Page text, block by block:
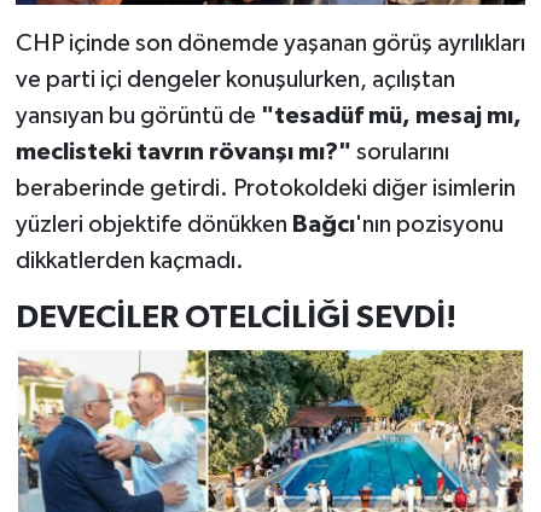
CHP içinde son dönemde yaşanan görüş ayrılıkları
ve parti içi dengeler konuşulurken, açılıştan
yansıyan bu görüntü de "tesadüf mü, mesaj mı,
meclisteki tavrın rövanşı mı?" sorularını
beraberinde getirdi. Protokoldeki diğer isimlerin
yüzleri objektife dönükken Bağcı'nın pozisyonu
dikkatlerden kaçmadı.
DEVECİLER OTELCİLİĞİ SEVDİ!